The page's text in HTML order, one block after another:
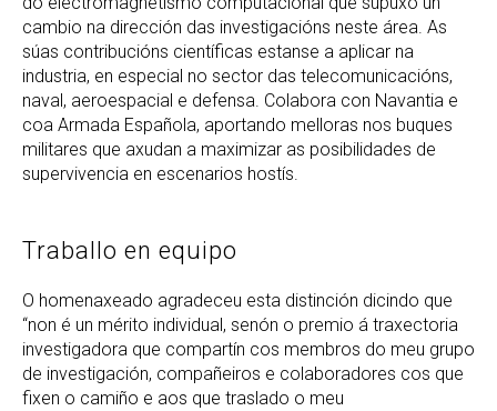
cambio na dirección das investigacións neste área. As
súas contribucións científicas estanse a aplicar na
industria, en especial no sector das telecomunicacións,
naval, aeroespacial e defensa. Colabora con Navantia e
coa Armada Española, aportando melloras nos buques
militares que axudan a maximizar as posibilidades de
supervivencia en escenarios hostís.
Traballo en equipo
O homenaxeado agradeceu esta distinción dicindo que
“non é un mérito individual, senón o premio á traxectoria
investigadora que compartín cos membros do meu grupo
de investigación, compañeiros e colaboradores cos que
fixen o camiño e aos que traslado o meu